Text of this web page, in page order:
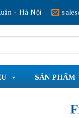
- Hà Nội
SẢN PHẨM